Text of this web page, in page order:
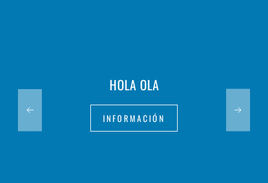
HOLA OLA
INFORMACIÓN